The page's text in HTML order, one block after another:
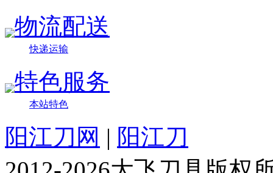
物流配送
快递运输
特色服务
本站特色
阳江刀网 | 阳江刀